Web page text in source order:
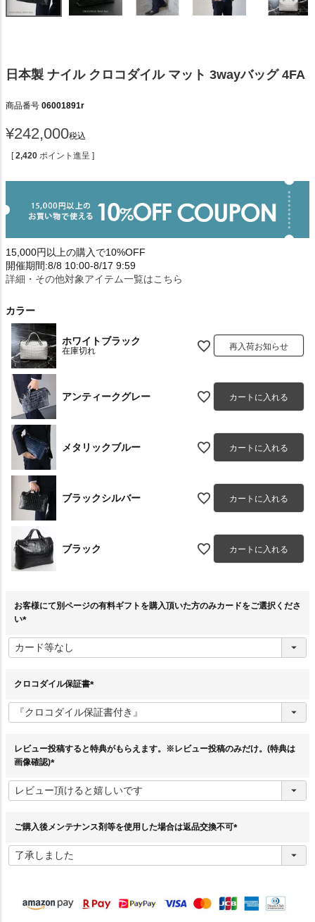
日本製 ナイル クロコダイル マット 3wayバッグ 4FA
商品番号 06001891r
¥242,000税込
[ 2,420 ポイント進呈 ]
15,000円以上の購入で10%OFF
開催期間:8/8 10:00-8/17 9:59
詳細・その他対象アイテム一覧はこちら
カラー
ホワイトブラック
在庫切れ 再入荷お知らせ
アンティークグレー カートに入れる
メタリックブルー カートに入れる
ブラックシルバー カートに入れる
ブラック カートに入れる
お客様にて別ページの有料ギフトを購入頂いた方のみカードをご選択くださ
い
必
須
クロコダイル保証書
必
須
レビュー投稿すると特典がもらえます。※レビュー投稿のみだけ。(特典は
画像確認)
必
須
ご購入後メンテナンス剤等を使用した場合は返品交換不可
須